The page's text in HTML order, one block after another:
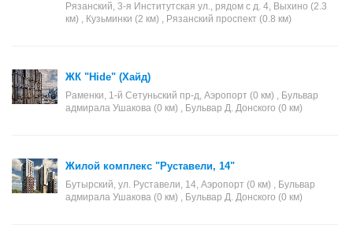
Рязанский, 3-я Институтская ул., рядом с д. 4, Выхино (2.3
км) , Кузьминки (2 км) , Рязанский проспект (0.8 км)
ЖК "Hide" (Хайд)
Раменки, 1-й Сетуньский пр-д, Аэропорт (0 км) , Бульвар
адмирала Ушакова (0 км) , Бульвар Д. Донского (0 км)
Жилой комплекс "Руставели, 14"
Бутырский, ул. Руставели, 14, Аэропорт (0 км) , Бульвар
адмирала Ушакова (0 км) , Бульвар Д. Донского (0 км)